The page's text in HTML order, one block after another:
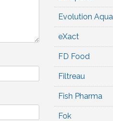
Evolution Aqua
eXact
FD Food
Filtreau
Fish Pharma
Fok